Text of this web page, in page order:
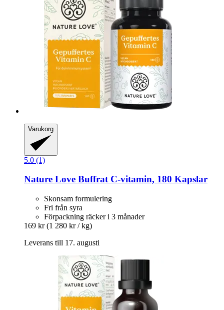
Varukorg
5.0 (1)
Nature Love Buffrat C-​vitamin, 180 Kapslar
Skonsam formulering
Fri från syra
Förpackning räcker i 3 månader
169 kr (1 280 kr / kg)
Leverans till 17. augusti